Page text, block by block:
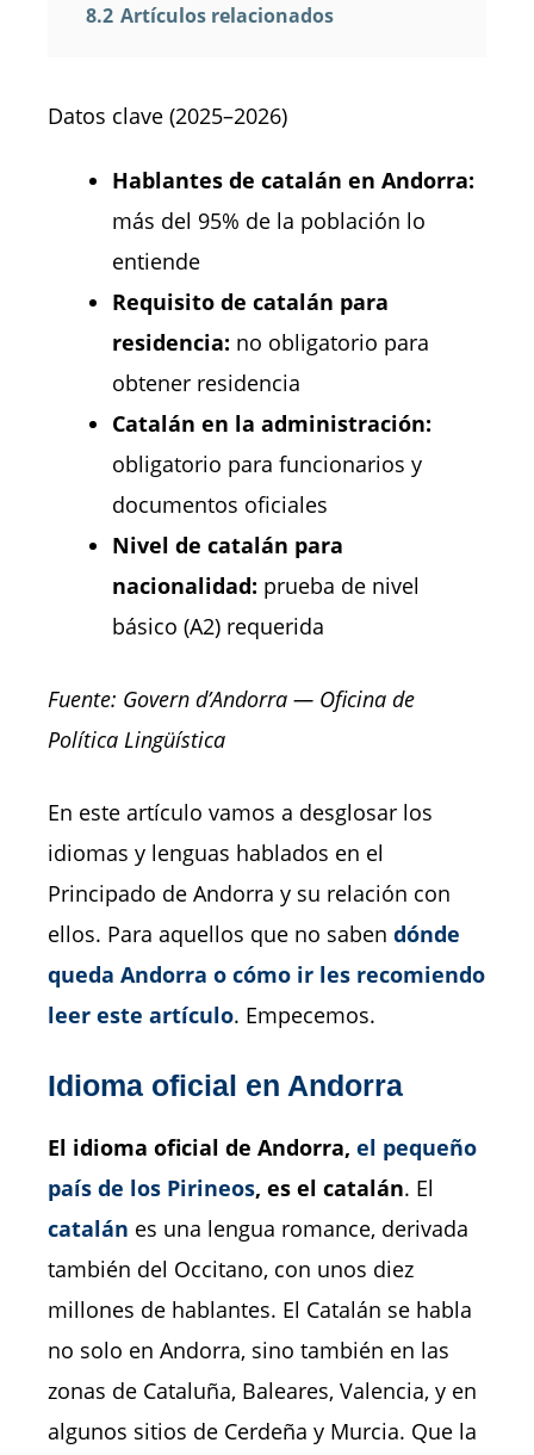
8.2 Artículos relacionados
Datos clave (2025–2026)
Hablantes de catalán en Andorra:
más del 95% de la población lo
entiende
Requisito de catalán para
residencia: no obligatorio para
obtener residencia
Catalán en la administración:
obligatorio para funcionarios y
documentos oficiales
Nivel de catalán para
nacionalidad: prueba de nivel
básico (A2) requerida
Fuente: Govern d’Andorra — Oficina de
Política Lingüística
En este artículo vamos a desglosar los
idiomas y lenguas hablados en el
Principado de Andorra y su relación con
ellos. Para aquellos que no saben dónde
queda Andorra o cómo ir les recomiendo
leer este artículo. Empecemos.
Idioma oficial en Andorra
El idioma oficial de Andorra, el pequeño
país de los Pirineos, es el catalán. El
catalán es una lengua romance, derivada
también del Occitano, con unos diez
millones de hablantes. El Catalán se habla
no solo en Andorra, sino también en las
zonas de Cataluña, Baleares, Valencia, y en
algunos sitios de Cerdeña y Murcia. Que la